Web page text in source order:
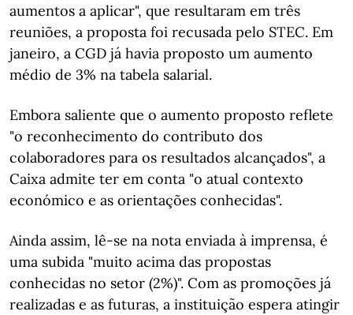
aumentos a aplicar", que resultaram em três
reuniões, a proposta foi recusada pelo STEC. Em
janeiro, a CGD já havia proposto um aumento
médio de 3% na tabela salarial.
Embora saliente que o aumento proposto reflete
"o reconhecimento do contributo dos
colaboradores para os resultados alcançados", a
Caixa admite ter em conta "o atual contexto
económico e as orientações conhecidas".
Ainda assim, lê-se na nota enviada à imprensa, é
uma subida "muito acima das propostas
conhecidas no setor (2%)". Com as promoções já
realizadas e as futuras, a instituição espera atingir